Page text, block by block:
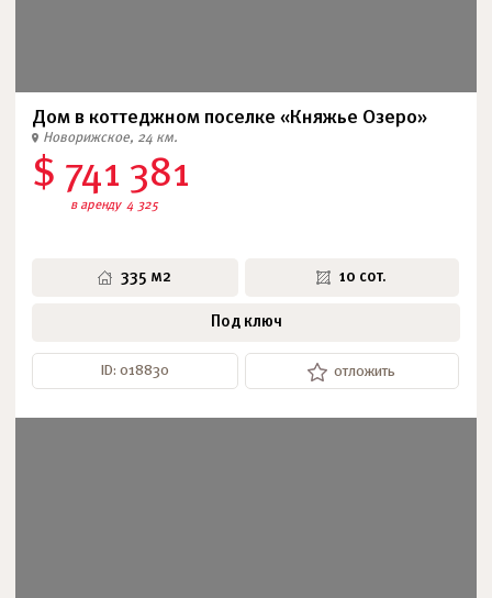
Дом в коттеджном поселке «Княжье Озеро»
Новорижское, 24 км.
$ 741 381
в аренду 4 325
335 м2 10 сот.
Под ключ
ID: 018830 отложить